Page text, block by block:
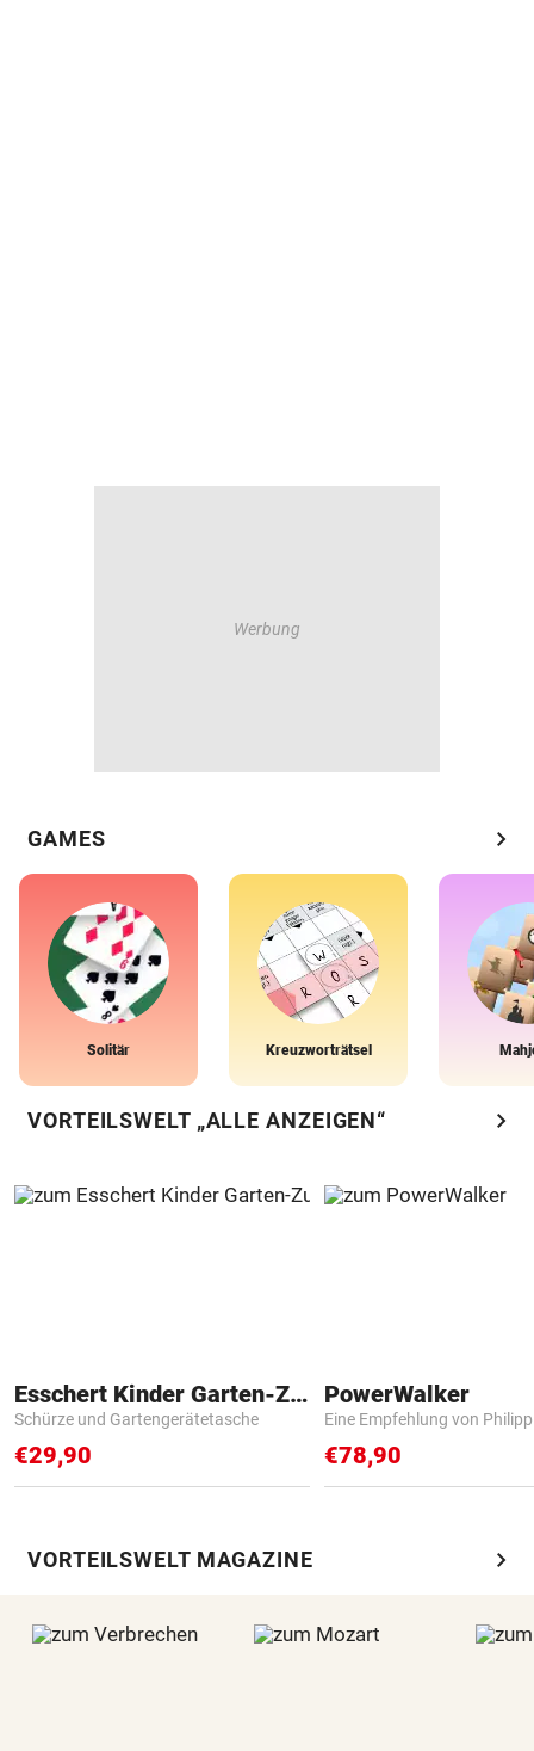
GAMES chevron_right
Solitär Kreuzworträtsel
VORTEILSWELT „ALLE ANZEIGEN“ chevron_right
Esschert Kinder Garten-Zubehör
Schürze und Gartengerätetasche
€29,90
PowerWalker
Eine Empfehlung von
€78,90
VORTEILSWELT MAGAZINE chevron_right